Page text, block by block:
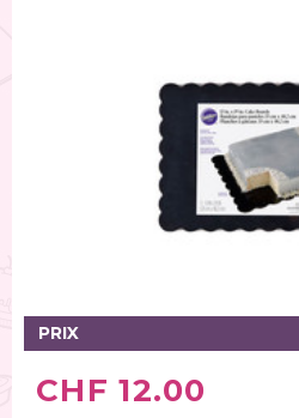
PRIX
CHF 12.00